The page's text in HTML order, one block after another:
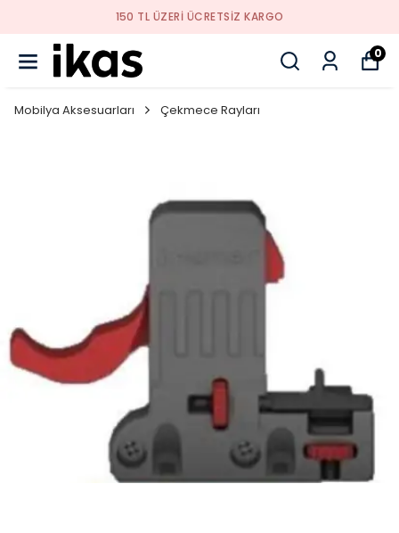
YENI SEZON ÜRÜNLER
0
Mobilya Aksesuarları Çekmece Rayları